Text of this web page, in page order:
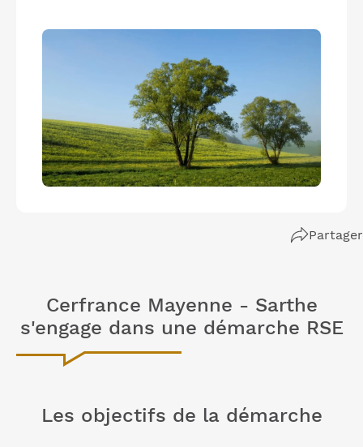
Partager
Cerfrance Mayenne - Sarthe
s'engage dans une démarche RSE
Les objectifs de la démarche